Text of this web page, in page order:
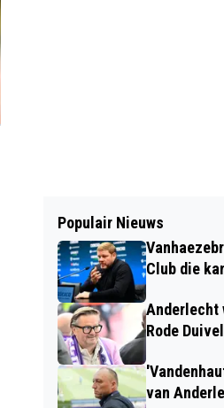
Populair Nieuws
Club die
Anderlecht
Rode Duivel
van